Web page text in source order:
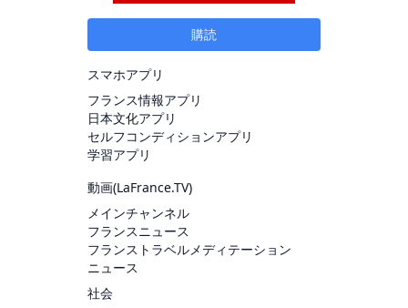
購読
スマホアプリ
フランス情報アプリ
日本文化アプリ
セルフコンディションアプリ
学習アプリ
動画(LaFrance.TV)
メインチャンネル
フランスニュース
フランストラベルメディテーション
ニュース
社会